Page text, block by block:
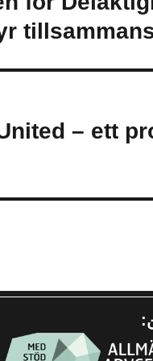
United –